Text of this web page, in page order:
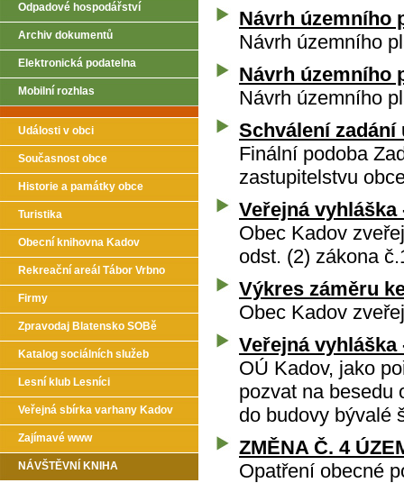
Návrh územního
Návrh územního
Návrh územního
Návrh územního
Schválení zadání
Finální podoba
zastupitelstvu
Veřejná
Obec Kadov
odst. (2) zákona
Výkres záměru
Obec Kadov
Veřejná
OÚ Kadov, jako
pozvat na besedu
do budovy bývalé
ZMĚNA Č. 4
Opatření obecné
Odpadové hospodářství
Archiv dokumentů
Elektronická podatelna
Mobilní rozhlas
Události v obci
Současnost obce
Historie a památky obce
Turistika
Obecní knihovna Kadov
Rekreační areál Tábor Vrbno
Firmy
Zpravodaj Blatensko SOBě
Katalog sociálních služeb
Lesní klub Lesníci
Veřejná sbírka varhany Kadov
Zajímavé www
NÁVŠTĚVNÍ KNIHA